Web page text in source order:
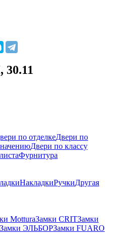
по отделкеДвери по
Двери по классу
Фурнитура
НакладкиРучкиДругая
MotturaЗамки CRITЗамки
Замки ЭЛЬБОРЗамки FUARO